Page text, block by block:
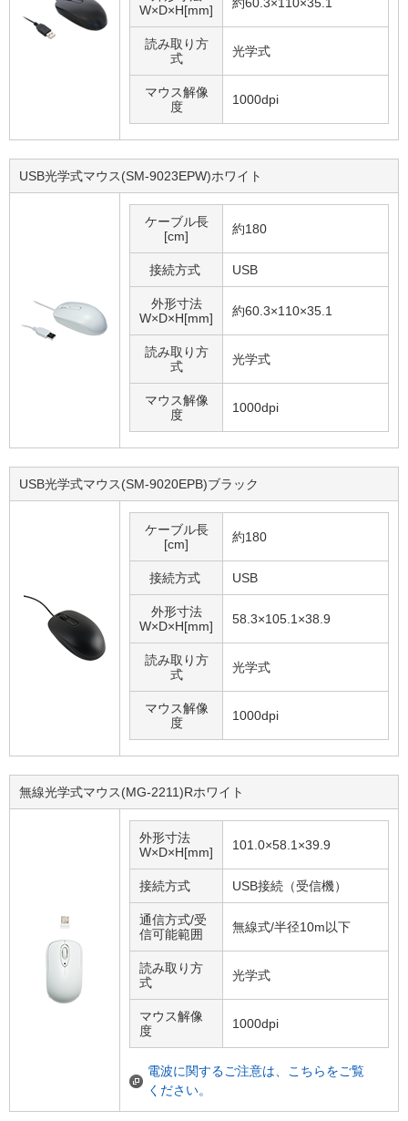
W×D×H[mm]
読み取り方
式
光学式
マウス解像
度
1000dpi
USB光学式マウス(SM-9023EPW)ホワイト
ケーブル長
[cm]
約180
接続方式 USB
外形寸法
W×D×H[mm]
約60.3×110×35.1
読み取り方
式
光学式
マウス解像
度
1000dpi
USB光学式マウス(SM-9020EPB)ブラック
ケーブル長
[cm]
約180
接続方式 USB
外形寸法
W×D×H[mm]
58.3×105.1×38.9
読み取り方
式
光学式
マウス解像
度
1000dpi
無線光学式マウス(MG-2211)Rホワイト
外形寸法
W×D×H[mm]
101.0×58.1×39.9
接続方式 USB接続（受信機）
通信方式/受
信可能範囲
無線式/半径10m以下
読み取り方
式
光学式
マウス解像
度
1000dpi
電波に関するご注意は、こちらをご覧
ください。